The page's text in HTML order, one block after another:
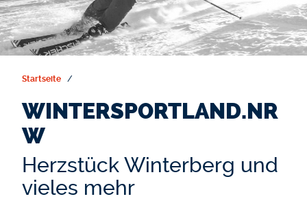
Startseite
WINTERSPORTLAND.NR
W
Herzstück Winterberg und
vieles mehr